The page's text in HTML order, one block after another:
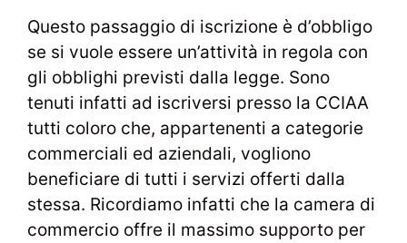
Questo passaggio di iscrizione è d’obbligo
se si vuole essere un’attività in regola con
gli obblighi previsti dalla legge. Sono
tenuti infatti ad iscriversi presso la CCIAA
tutti coloro che, appartenenti a categorie
commerciali ed aziendali, vogliono
beneficiare di tutti i servizi offerti dalla
stessa. Ricordiamo infatti che la camera di
commercio offre il massimo supporto per